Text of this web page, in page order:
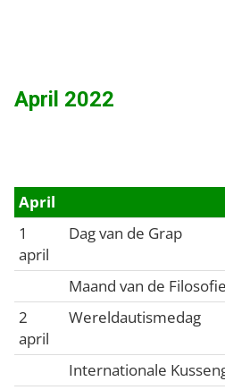
April 2022
April
1
april
Dag van de Grap
Maand van de Filosofie
2
april
Wereldautismedag
Internationale